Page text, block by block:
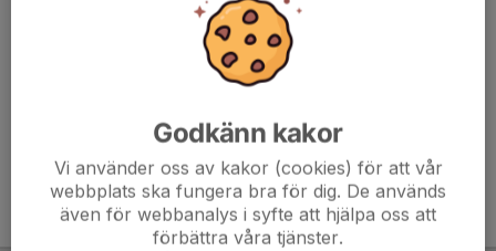
Ta gärna med vattenflaska.
Godkänn kakor
Vi använder oss av kakor (cookies) för att vår
webbplats ska fungera bra för dig. De används
även för webbanalys i syfte att hjälpa oss att
förbättra våra tjänster.